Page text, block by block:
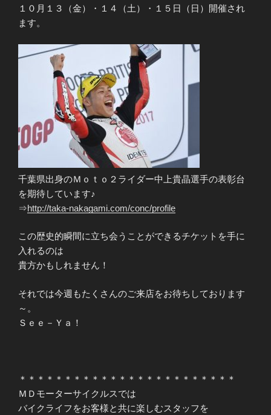
１０月１３（金）・１４（土）・１５日（日）開催され
ます。
千葉県出身のＭｏｔｏ２ライダー中上貴晶選手の表彰台
を期待しています♪
⇒http://taka-nakagami.com/conc/profile
この歴史的瞬間に立ち会うことができるチケットを手に
入れるのは
貴方かもしれません！
それでは今週もたくさんのご来店をお待ちしております
～。
Ｓｅｅ－Ｙａ！
＊＊＊＊＊＊＊＊＊＊＊＊＊＊＊＊＊＊＊＊＊＊＊＊
ＭＤモーターサイクルスでは
バイクライフをお客様と共に楽しむスタッフを